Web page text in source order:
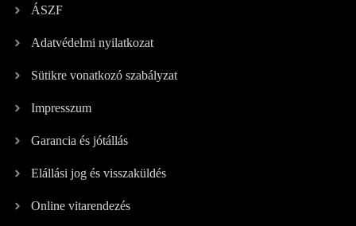
ÁSZF
Adatvédelmi nyilatkozat
Sütikre vonatkozó szabályzat
Impresszum
Garancia és jótállás
Elállási jog és visszaküldés
Online vitarendezés